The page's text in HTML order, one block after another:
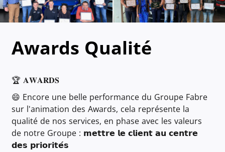
Awards Qualité
🏆 𝐀𝐖𝐀𝐑𝐃𝐒
😄 Encore une belle performance du Groupe Fabre
sur l'animation des Awards, cela représente la
qualité de nos services, en phase avec les valeurs
de notre Groupe : 𝗺𝗲𝘁𝘁𝗿𝗲 𝗹𝗲 𝗰𝗹𝗶𝗲𝗻𝘁 𝗮𝘂 𝗰𝗲𝗻𝘁𝗿𝗲
𝗱𝗲𝘀 𝗽𝗿𝗶𝗼𝗿𝗶𝘁𝗲́𝘀